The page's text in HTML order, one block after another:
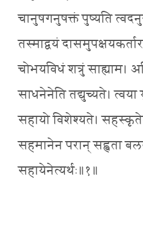
चानुषगनुषक्तं पुष्यति
तस्माद्वयं
चोभयविधं शत्रुं साह्याम।
साधनेनेति तद्युच्यते। त्वया
सहायो विशेश्यते।
सहमानेन परान् सह्वता
सहायेनेत्यर्थः॥१॥